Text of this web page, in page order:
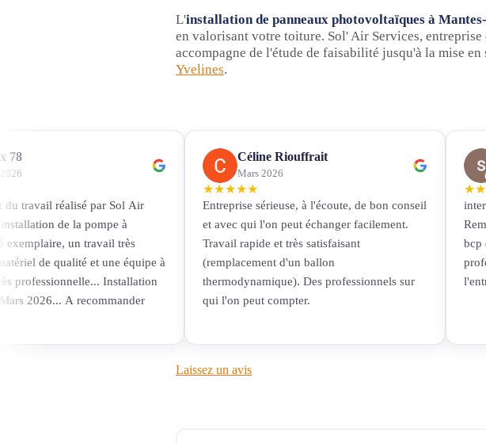
L'installation de panneaux photovoltaïques à
en valorisant votre toiture. Sol' Air Services,
accompagne de l'étude de faisabilité jusqu'à la mise
Yvelines.
78
du travail réalisé par Sol Air
de la pompe à
exemplaire, un travail très
de qualité et une équipe à
professionnelle... Installation
2026... A recommander
Céline Riouffrait
Mars 2026
★★★★★
Entreprise sérieuse, à l'écoute, de bon conseil
et avec qui l'on peut échanger facilement.
Travail rapide et très satisfaisant
(remplacement d'un ballon
thermodynamique). Des professionnels sur
qui l'on peut compter.
★★
bcp
Laissez un avis